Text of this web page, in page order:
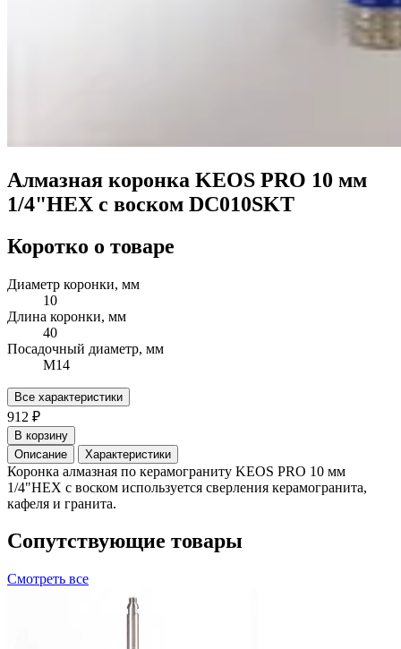
Алмазная коронка KEOS PRO 10 мм
1/4"HEX с воском DC010SKT
Коротко о товаре
Диаметр коронки, мм
10
Длина коронки, мм
40
Посадочный диаметр, мм
М14
Все характеристики
912 ₽
В корзину
Описание
Характеристики
Коронка алмазная по керамограниту KEOS PRO 10 мм
1/4"HEX с воском используется сверления керамогранита,
кафеля и гранита.
Сопутствующие товары
Смотреть все